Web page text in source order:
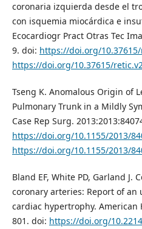
coronaria izquierda desde el
con isquemia miocárdica e
Ecocardiogr Pract Otras Tec
9. doi: https://doi.org/
https://doi.org/10.37615/
Tseng K. Anomalous Origin of
Pulmonary Trunk in a Mildly
Case Rep Surg.
https://doi.org/10.1155/2013/
https://doi.org/10.1155/2013/
Bland EF, White PD, Garland
coronary arteries: Report of an
cardiac hypertrophy. American
801. doi: https://doi.org/